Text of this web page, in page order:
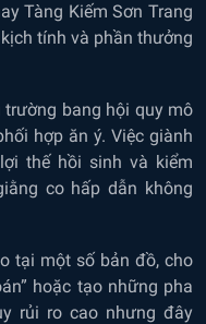
Tàng Kiếm Sơn Trang
tính và phần thưởng
trường bang hội quy mô
hợp ăn ý. Việc giành
thế hồi sinh và kiểm
co hấp dẫn không
tại một số bản đồ, cho
hoặc tạo những pha
rủi ro cao nhưng đây